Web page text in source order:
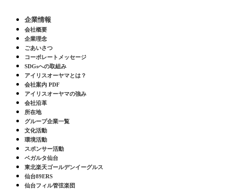
企業情報
会社概要
企業理念
ごあいさつ
コーポレートメッセージ
SDGsへの取組み
アイリスオーヤマとは？
会社案内 PDF
アイリスオーヤマの強み
会社沿革
所在地
グループ企業一覧
文化活動
環境活動
スポンサー活動
ベガルタ仙台
東北楽天ゴールデンイーグルス
仙台89ERS
仙台フィル管弦楽団